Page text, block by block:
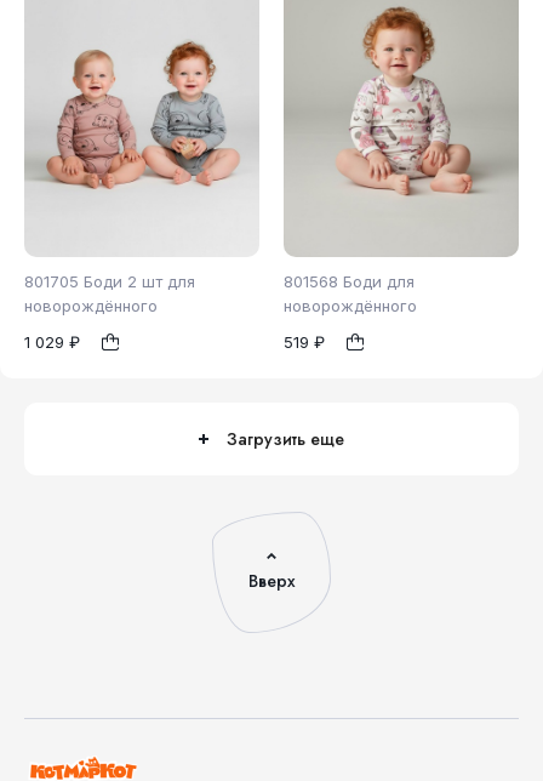
801705 Боди 2 шт для
новорождённого
1 029 ₽
62 74
801568 Боди для
новорождённого
519 ₽
62
Загрузить еще
Вверх